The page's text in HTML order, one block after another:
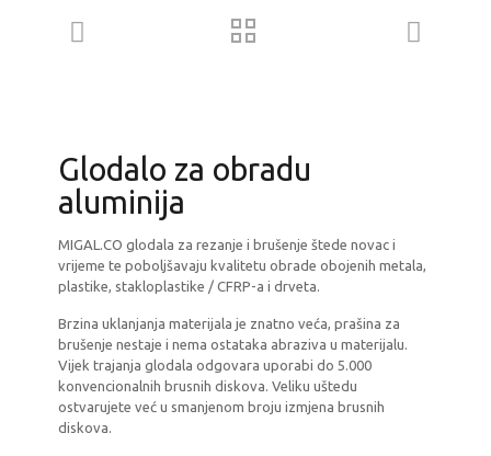
Glodalo za obradu
aluminija
MIGAL.CO glodala za rezanje i brušenje štede novac i
vrijeme te poboljšavaju kvalitetu obrade obojenih metala,
plastike, stakloplastike / CFRP-a i drveta.
Brzina uklanjanja materijala je znatno veća, prašina za
brušenje nestaje i nema ostataka abraziva u materijalu.
Vijek trajanja glodala odgovara uporabi do 5.000
konvencionalnih brusnih diskova. Veliku uštedu
ostvarujete već u smanjenom broju izmjena brusnih
diskova.